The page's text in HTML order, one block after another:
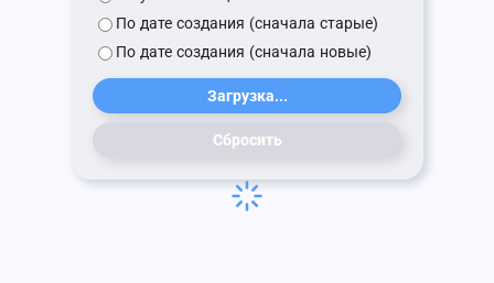
По дате создания (сначала старые)
По дате создания (сначала новые)
Загрузка...
Сбросить